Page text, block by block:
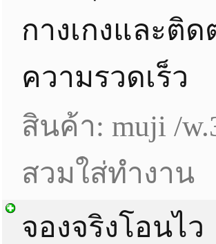
กางเกงและติ
ความรวดเร็ว
สินค้า: muji /
สวมใส่ทำงาน
จองจริงโอนไว